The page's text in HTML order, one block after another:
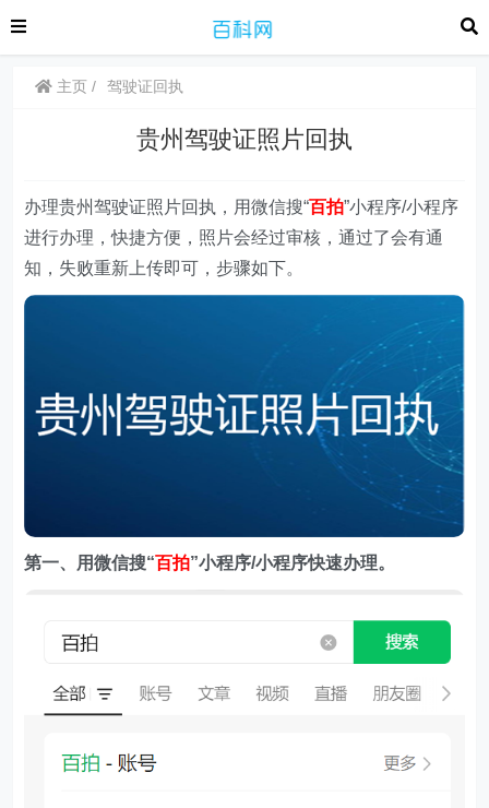
主页 驾驶证回执
贵州驾驶证照片回执
办理贵州驾驶证照片回执，用微信搜“百拍”小程序/小程序
进行办理，快捷方便，照片会经过审核，通过了会有通
知，失败重新上传即可，步骤如下。
第一、用微信搜“百拍”小程序/小程序快速办理。